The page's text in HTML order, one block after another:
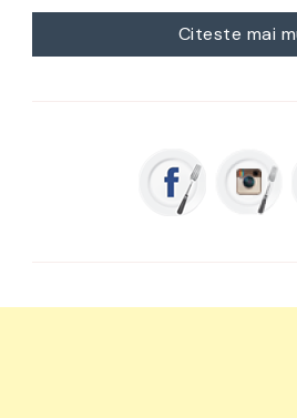
Citeste mai